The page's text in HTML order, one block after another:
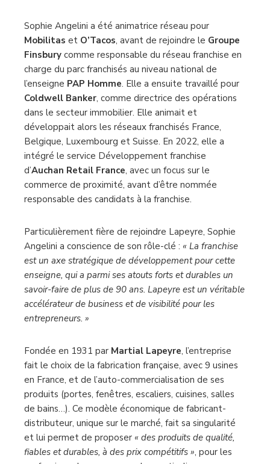
Sophie Angelini a été animatrice réseau pour
Mobilitas et O’Tacos, avant de rejoindre le Groupe
Finsbury comme responsable du réseau franchise en
charge du parc franchisés au niveau national de
l’enseigne PAP Homme. Elle a ensuite travaillé pour
Coldwell Banker, comme directrice des opérations
dans le secteur immobilier. Elle animait et
développait alors les réseaux franchisés France,
Belgique, Luxembourg et Suisse. En 2022, elle a
intégré le service Développement franchise
d’Auchan Retail France, avec un focus sur le
commerce de proximité, avant d’être nommée
responsable des candidats à la franchise.
Particulièrement fière de rejoindre Lapeyre, Sophie
Angelini a conscience de son rôle-clé : « La franchise
est un axe stratégique de développement pour cette
enseigne, qui a parmi ses atouts forts et durables un
savoir-faire de plus de 90 ans. Lapeyre est un véritable
accélérateur de business et de visibilité pour les
entrepreneurs. »
Fondée en 1931 par Martial Lapeyre, l’entreprise
fait le choix de la fabrication française, avec 9 usines
en France, et de l’auto-commercialisation de ses
produits (portes, fenêtres, escaliers, cuisines, salles
de bains…). Ce modèle économique de fabricant-
distributeur, unique sur le marché, fait sa singularité
et lui permet de proposer « des produits de qualité,
fiables et durables, à des prix compétitifs », pour les